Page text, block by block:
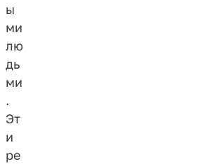
ы
ми
лю
дь
ми
.
Эт
и
ре